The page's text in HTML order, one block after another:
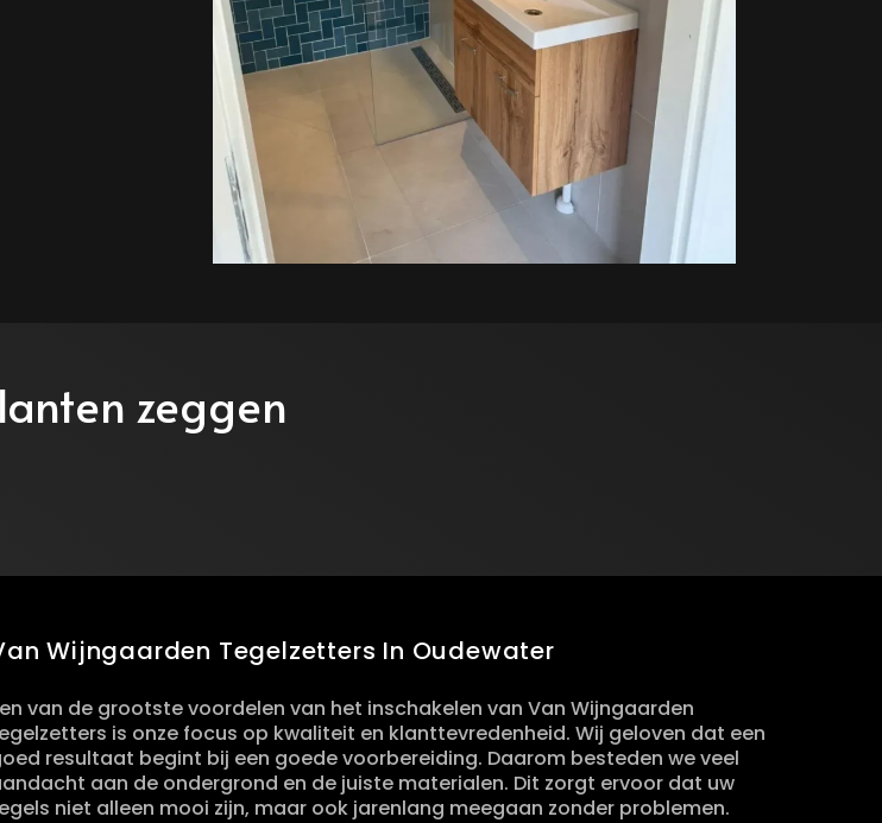
zeggen
Wijngaarden Tegelzetters In Oudewater
van de grootste voordelen van het inschakelen van Van Wijngaarden
is onze focus op kwaliteit en klanttevredenheid. Wij geloven dat een
resultaat begint bij een goede voorbereiding. Daarom besteden we veel
aan de ondergrond en de juiste materialen. Dit zorgt ervoor dat uw
niet alleen mooi zijn, maar ook jarenlang meegaan zonder problemen.